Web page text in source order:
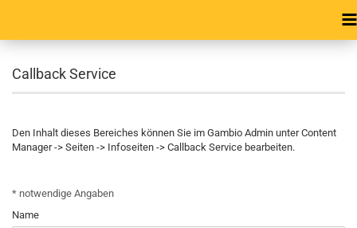
Callback Service
Den Inhalt dieses Bereiches können Sie im Gambio Admin unter Content
Manager -> Seiten -> Infoseiten -> Callback Service bearbeiten.
SERVICE
* notwendige Angaben
Name